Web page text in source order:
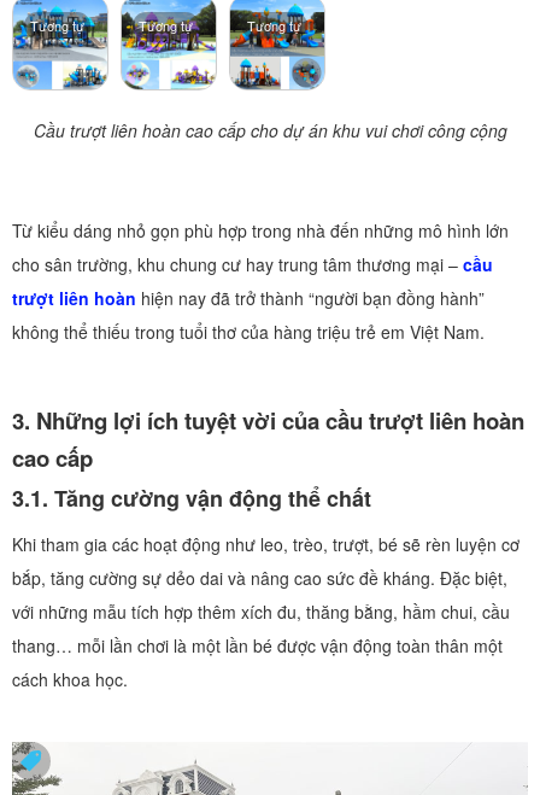
Tương tự Tương tự Tương tự
Cầu trượt liên hoàn cao cấp cho dự án khu vui chơi công cộng
Từ kiểu dáng nhỏ gọn phù hợp trong nhà đến những mô hình lớn
cho sân trường, khu chung cư hay trung tâm thương mại – cầu
trượt liên hoàn hiện nay đã trở thành “người bạn đồng hành”
không thể thiếu trong tuổi thơ của hàng triệu trẻ em Việt Nam.
3. Những lợi ích tuyệt vời của cầu trượt liên hoàn
cao cấp
3.1. Tăng cường vận động thể chất
Khi tham gia các hoạt động như leo, trèo, trượt, bé sẽ rèn luyện cơ
bắp, tăng cường sự dẻo dai và nâng cao sức đề kháng. Đặc biệt,
với những mẫu tích hợp thêm xích đu, thăng bằng, hầm chui, cầu
thang… mỗi lần chơi là một lần bé được vận động toàn thân một
cách khoa học.